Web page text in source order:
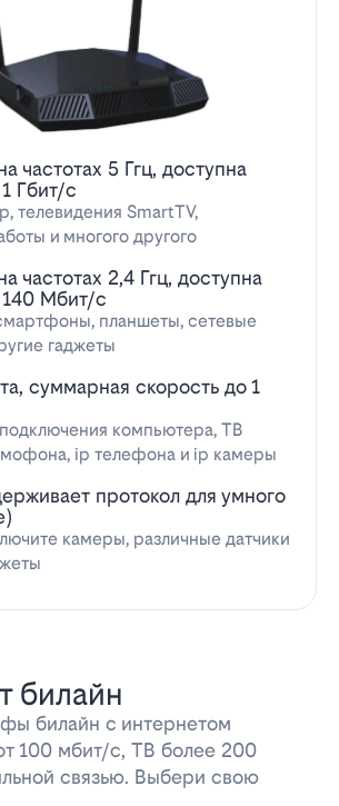
частотах 5 Ггц, доступна
Гбит/с
телевидения SmartTV,
и многого другого
частотах 2,4 Ггц, доступна
140 Мбит/с
планшеты, сетевые
гаджеты
суммарная скорость до 1
компьютера, ТВ
ip телефона и ip камеры
протокол для умного
камеры, различные датчики
билайн
билайн с интернетом
100 мбит/с, ТВ более 200
связью. Выбери свою